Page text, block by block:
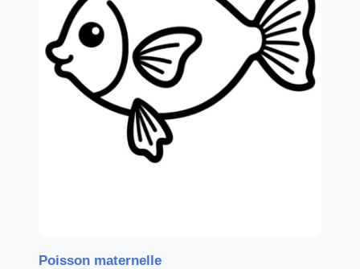
Poisson maternelle